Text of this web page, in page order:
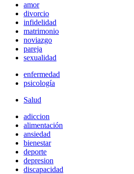
amor
divorcio
infidelidad
matrimonio
noviazgo
pareja
sexualidad
enfermedad
psicología
Salud
adiccion
alimentación
ansiedad
bienestar
deporte
depresion
discapacidad